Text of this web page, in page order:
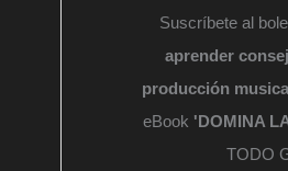
Suscríbete al
aprender
producción
eBook 'DOMINA
TODO